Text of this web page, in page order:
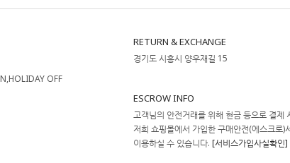
OFF
RETURN & EXCHANGE
경기도 시흥시 양우재길 15
ESCROW INFO
고객님의 안전거래를 위해 현금 등으로 결제
저희 쇼핑몰에서 가입한 구매안전(에스크로)서
이용하실 수 있습니다. [서비스가입사실확인]